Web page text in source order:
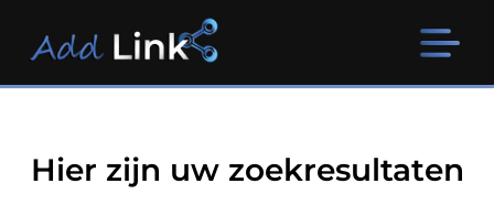
Hier zijn uw zoekresultaten